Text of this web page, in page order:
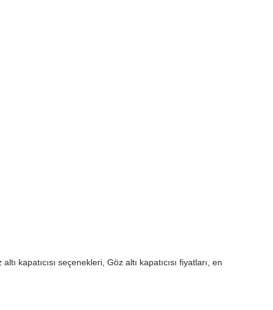
kapatıcısı seçenekleri, Göz altı kapatıcısı fiyatları, en